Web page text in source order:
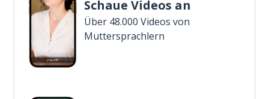
Schaue Videos an
Über 48.000 Videos von
Muttersprachlern